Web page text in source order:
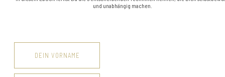
und unabhängig machen.